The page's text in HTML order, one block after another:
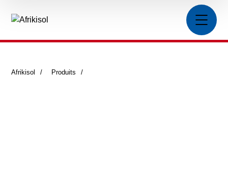
Afrikisol Produits